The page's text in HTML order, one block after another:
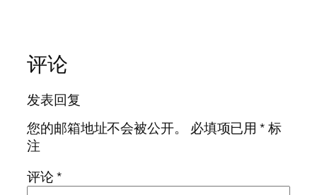
评论
发表回复
您的邮箱地址不会被公开。
必填项已用*标
注
评论*